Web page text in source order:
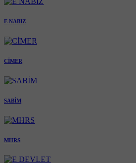
E NABIZ
CİMER
SABİM
MHRS